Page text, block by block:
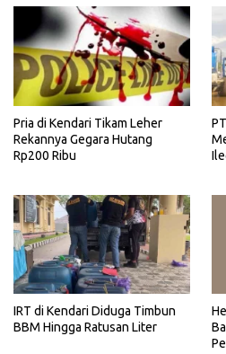
Pria di Kendari Tikam Leher
Rekannya Gegara Hutang
Rp200 Ribu
IRT di Kendari Diduga Timbun
BBM Hingga Ratusan Liter